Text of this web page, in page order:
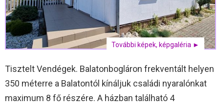
További képek, képgaléria ►
Tisztelt Vendégek. Balatonbogláron frekventált helyen
350 méterre a Balatontól kínáljuk családi nyaralónkat
maximum 8 fő részére. A házban található 4